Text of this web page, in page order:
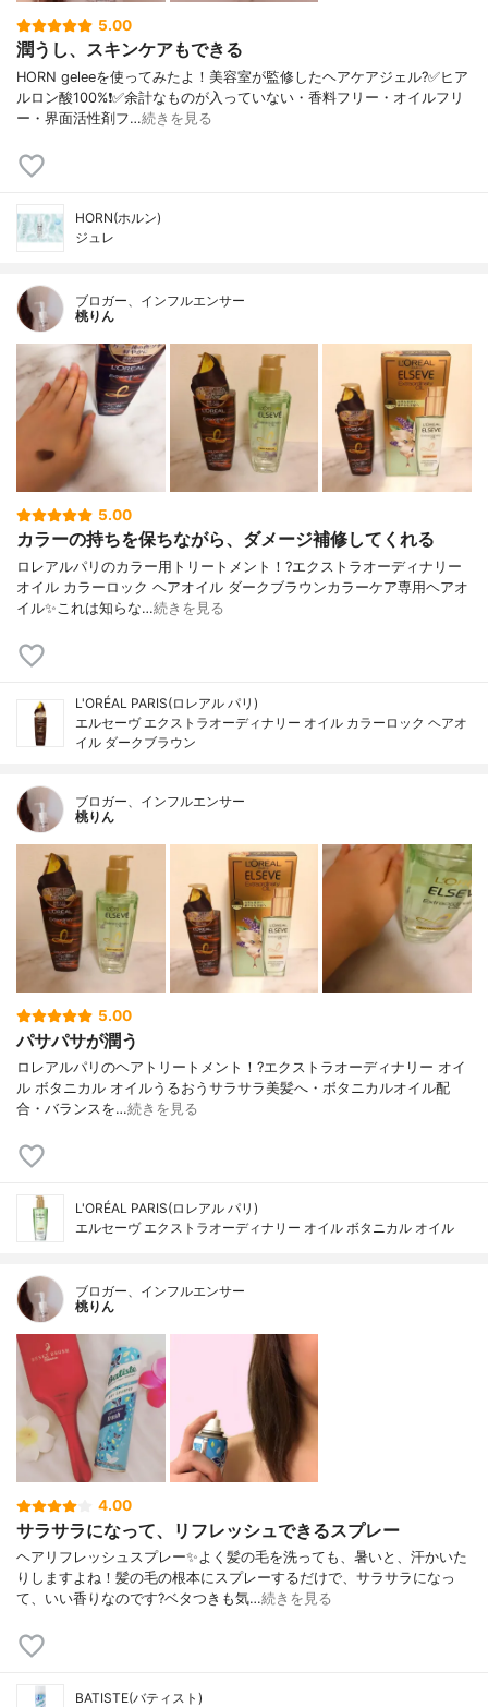
5.00
潤うし、スキンケアもできる
HORN geleeを使ってみたよ！美容室が監修したヘアケアジェル?✅ヒア
ルロン酸100%❗️✅余計なものが入っていない・香料フリー・オイルフリ
ー・界面活性剤フ…続きを見る
HORN(ホルン)
ジュレ
ブロガー、インフルエンサー
桃りん
5.00
カラーの持ちを保ちながら、ダメージ補修してくれる
ロレアルパリのカラー用トリートメント！?エクストラオーディナリー
オイル カラーロック ヘアオイル ダークブラウン カラーケア専用ヘアオ
イル✨ これは知らな…続きを見る
L'ORÉAL PARIS(ロレアル パリ)
エルセーヴ エクストラオーディナリー オイル カラーロック ヘアオ
イル ダークブラウン
ブロガー、インフルエンサー
桃りん
5.00
パサパサが潤う
ロレアルパリのヘアトリートメント！ ?エクストラオーディナリー オイ
ル ボタニカル オイル うるおうサラサラ美髪へ ・ボタニカルオイル配
合 ・バランスを…続きを見る
L'ORÉAL PARIS(ロレアル パリ)
エルセーヴ エクストラオーディナリー オイル ボタニカル オイル
ブロガー、インフルエンサー
桃りん
4.00
サラサラになって、リフレッシュできるスプレー
ヘアリフレッシュスプレー✨よく髪の毛を洗っても、暑いと、汗かいた
りしますよね！髪の毛の根本にスプレーするだけで、サラサラになっ
て、いい香りなのです?ベタつきも気…続きを見る
BATISTE(バティスト)